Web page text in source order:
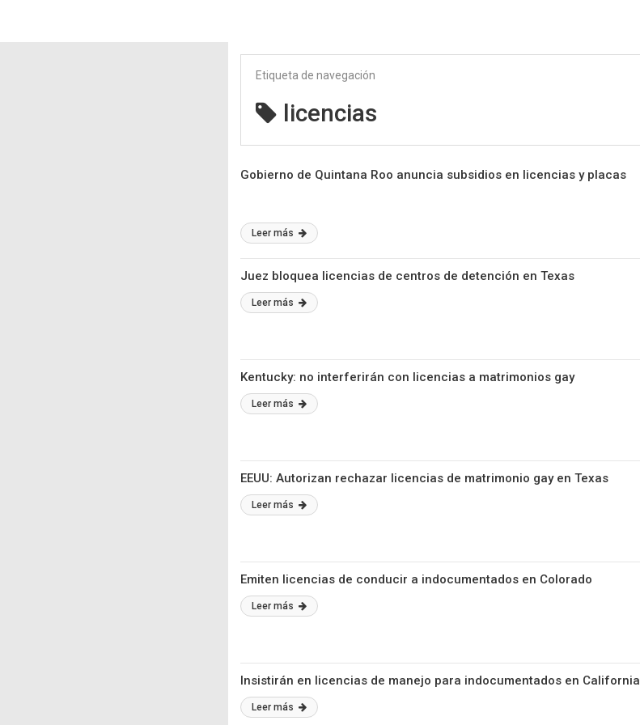
Etiqueta de navegación
licencias
Gobierno de Quintana Roo anuncia subsidios en licencias y placas
Leer más
Juez bloquea licencias de centros de detención en Texas
Leer más
Kentucky: no interferirán con licencias a matrimonios gay
Leer más
EEUU: Autorizan rechazar licencias de matrimonio gay en Texas
Leer más
Emiten licencias de conducir a indocumentados en Colorado
Leer más
Insistirán en licencias de manejo para indocumentados en California
Leer más